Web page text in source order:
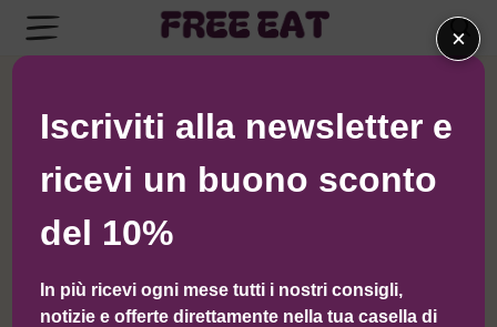
×
Iscriviti alla newsletter e
ricevi un buono sconto
del 10%
In più ricevi ogni mese tutti i nostri consigli,
notizie e offerte direttamente nella tua casella di